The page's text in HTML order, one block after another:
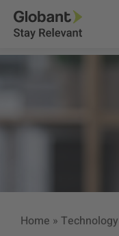
Home » Technology